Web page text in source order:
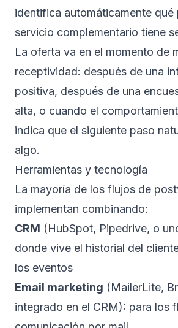
identifica automáticamente
servicio complementario tiene
La oferta va en el momento de
receptividad: después de una
positiva, después de una
alta, o cuando el
indica que el siguiente paso
algo.
Herramientas y tecnología
La mayoría de los flujos de
implementan combinando:
CRM (HubSpot, Pipedrive, o
donde vive el historial del
los eventos
Email marketing (MailerLite,
integrado en el CRM): para los